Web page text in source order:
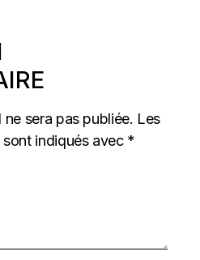
sera pas publiée. Les
indiqués avec *